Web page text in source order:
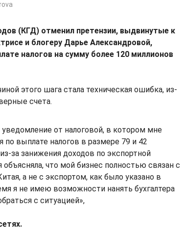
(КГД) отменил претензии, выдвинутые к
и блогеру Дарье Александровой,
налогов на сумму более 120 миллионов
этого шага стала техническая ошибка, из-
счета.
уведомление от налоговой, в котором мне
по выплате налогов в размере 79 и 42
за занижения доходов по экспортной
объясняла, что мой бизнес полностью связан с
а не с экспортом, как было указано в
я не имею возможности нанять бухгалтера
с ситуацией»,